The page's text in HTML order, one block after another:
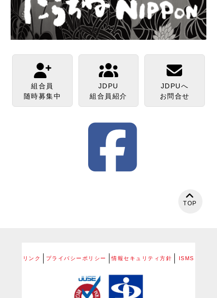
組合員
随時募集中
JDPU
組合員紹介
JDPUへ
お問合せ
TOP
リンク プライバシーポリシー 情報セキュリティ方針 ISMS